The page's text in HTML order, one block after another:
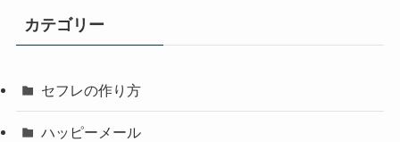
カテゴリー
セフレの作り方
ハッピーメール